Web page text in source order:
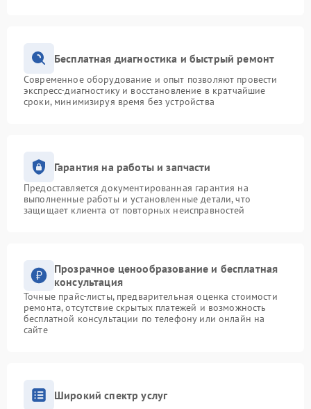
Бесплатная диагностика и быстрый ремонт
Современное оборудование и опыт позволяют провести
экспресс-диагностику и восстановление в кратчайшие
сроки, минимизируя время без устройства
Гарантия на работы и запчасти
Предоставляется документированная гарантия на
выполненные работы и установленные детали, что
защищает клиента от повторных неисправностей
Прозрачное ценообразование и бесплатная
консультация
Точные прайс-листы, предварительная оценка стоимости
ремонта, отсутствие скрытых платежей и возможность
бесплатной консультации по телефону или онлайн на
сайте
Широкий спектр услуг